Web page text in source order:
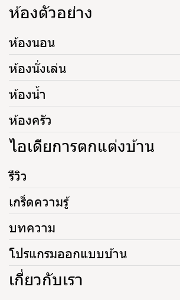
ห้องตัวอย่าง
ห้องนอน
ห้องนั่งเล่น
ห้องน้ำ
ห้องครัว
ไอเดียการตกแต่งบ้าน
รีวิว
เกร็ดความรู้
บทความ
โปรแกรมออกแบบบ้าน
เกี่ยวกับเรา